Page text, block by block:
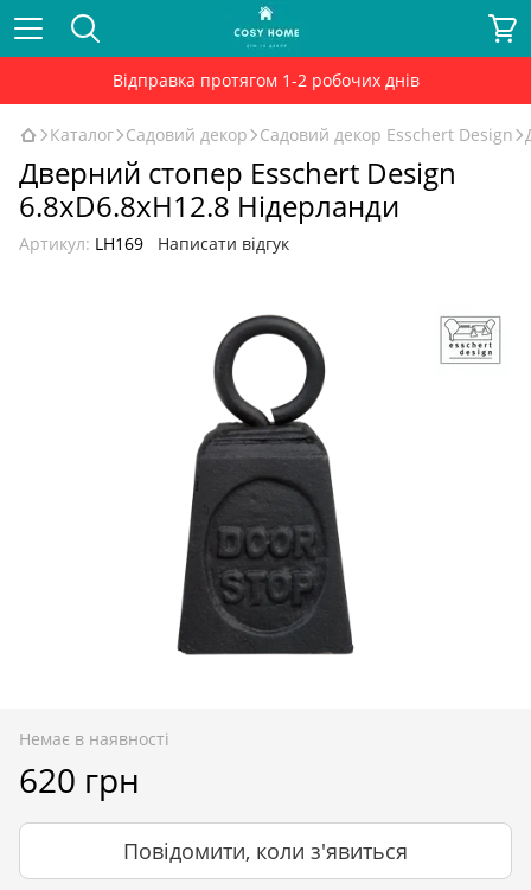
Відправка протягом 1-2 робочих днів
Каталог Садовий декор Садовий декор Esschert Design
Дверний стопер Esschert Design
6.8xD6.8xH12.8 Нідерланди
Артикул: LH169 Написати відгук
Немає в наявності
620 грн
Повідомити, коли з'явиться